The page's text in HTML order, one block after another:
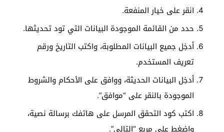
انقر على خيار المنفعة.
حدد من القائمة الموجودة البيانات التي تود تحديثها.
أدخِل جميع البيانات المطلوبة، واكتب التاريخ ورقم
تعريف المستخدم.
أدخِل البيانات الحديثة، ووافق على الأحكام والشروط
الموجودة بالنقر على “موافق”.
اكتب كود التحقق المرسل على هاتفك برسالة نصية،
واضغط على مربع “التالي”.